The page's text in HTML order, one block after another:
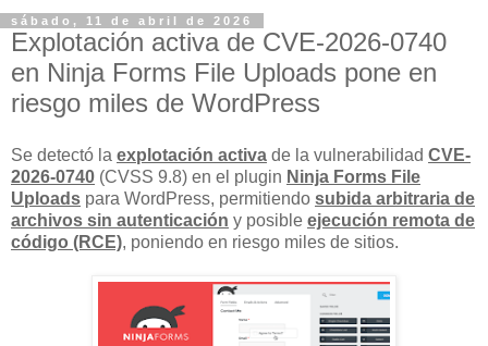
sábado, 11 de abril de 2026
Explotación activa de CVE-2026-0740
en Ninja Forms File Uploads pone en
riesgo miles de WordPress
Se detectó la explotación activa de la vulnerabilidad CVE-
2026-0740 (CVSS 9.8) en el plugin Ninja Forms File
Uploads para WordPress, permitiendo subida arbitraria de
archivos sin autenticación y posible ejecución remota de
código (RCE), poniendo en riesgo miles de sitios.